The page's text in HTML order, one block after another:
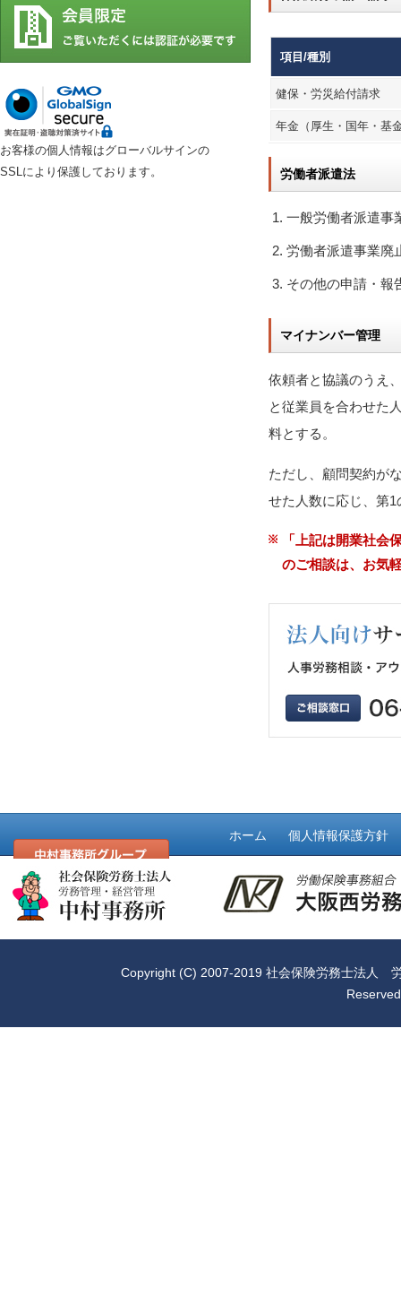
項目/種別
健保・労災給付請求
年金（厚生・国年・基
労働者派遣法
一般労働者派遣
労働者派遣事業
その他の申請・
マイナンバー管理
依頼者と協議のうえ
と従業員を合わせた
料とする。
ただし、顧問契約が
せた人数に応じ、第
「上記は開業社会
のご相談は、お気
お客様の個人情報はグローバルサインの
SSLにより保護しております。
ホーム 個人情報保護方針
Copyright (C) 2007-2019社会保険労務士法人